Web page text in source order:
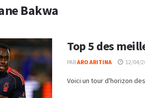
Bakwa
Top 5 des
PARARO ARITINA 12/04/
Voici un tour d'horizon